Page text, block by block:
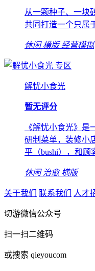
从一颗种子、一块
共同打造一个只属
休闲 横版 经营模拟
专区
解忧小食光
暂无评分
《解忧小食光》
研制菜单，装修小
平（bushi），和顾
休闲 治愈 横版
关于我们 联系我们 人才
切游微信公众号
扫一扫二维码
或搜索 qieyoucom